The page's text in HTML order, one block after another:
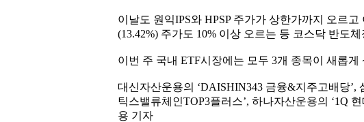
이날도 원익IPS와 HPSP 주가가 상한가까지 오르고
(13.42%) 주가도 10% 이상 오르는 등 코스닥 반도
이번 주 국내 ETF시장에는 모두 3개 종목이 새롭게
대신자산운용의 ‘DAISHIN343 금융&지주고배당’,
틱스밸류체인TOP3플러스’, 하나자산운용의 ‘1Q
용 기자